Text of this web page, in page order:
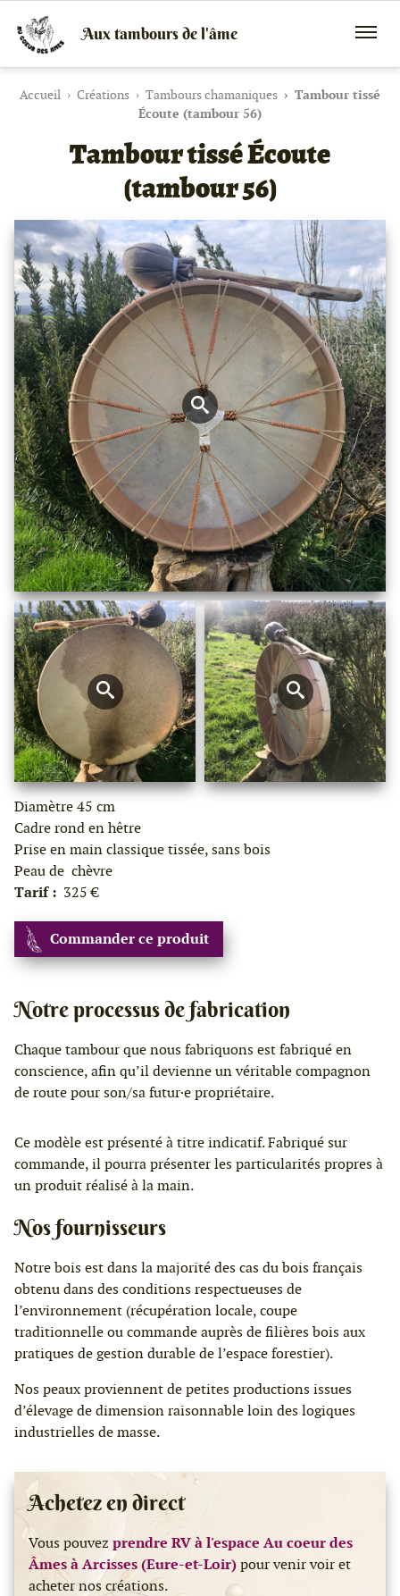
Aux tambours de l'âme
de
chamaniques,
peaux
et
peintures
canalisées,
soins
énergétiques,
stages
Accueil Créations Tambours chamaniques
Tambour tissé
Écoute (tambour 56)
Tambour tissé Écoute
(tambour 56)
Diamètre 45 cm
Cadre rond en hêtre
Prise en main classique tissée, sans bois
Peau de chèvre
Tarif : 325 €
Commander ce produit
Notre processus de fabrication
Chaque tambour que nous fabriquons est fabriqué en
conscience, afin qu’il devienne un véritable compagnon
de route pour son/sa futur·e propriétaire.
Ce modèle est présenté à titre indicatif. Fabriqué sur
commande, il pourra présenter les particularités propres à
un produit réalisé à la main.
Nos fournisseurs
Notre bois est dans la majorité des cas du bois français
obtenu dans des conditions respectueuses de
l’environnement (récupération locale, coupe
traditionnelle ou commande auprès de filières bois aux
pratiques de gestion durable de l’espace forestier).
Nos peaux proviennent de petites productions issues
d’élevage de dimension raisonnable loin des logiques
industrielles de masse.
Achetez en direct
Vous pouvez prendre RV à l'espace Au coeur des
Âmes à Arcisses (Eure-et-Loir)pour venir voir et
acheter nos créations.